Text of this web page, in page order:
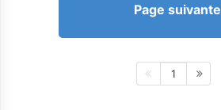
Page suivante
1